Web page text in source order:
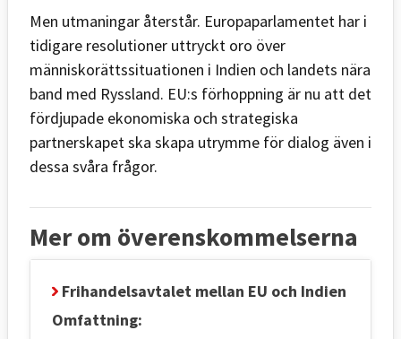
Men utmaningar återstår. Europaparlamentet har i
tidigare resolutioner uttryckt oro över
människorättssituationen i Indien och landets nära
band med Ryssland. EU:s förhoppning är nu att det
fördjupade ekonomiska och strategiska
partnerskapet ska skapa utrymme för dialog även i
dessa svåra frågor.
Mer om överenskommelserna
Frihandelsavtalet mellan EU och Indien
Omfattning: